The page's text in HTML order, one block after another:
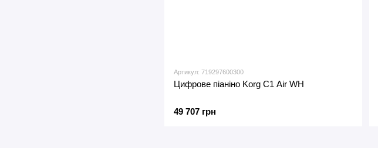
Артикул: 719297600300
Цифрове піаніно Korg C1 Air WH
49 707 грн